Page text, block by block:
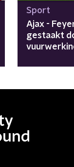
Sport
Ajax -
gestaakt